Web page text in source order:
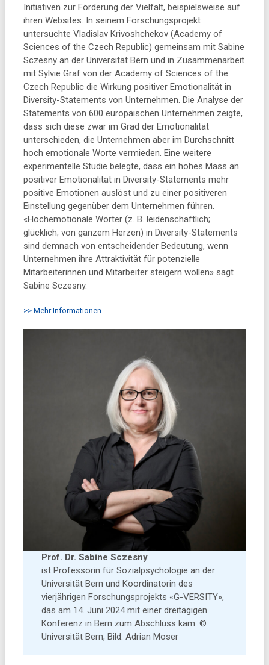
Initiativen zur Förderung der Vielfalt, beispielsweise auf
ihren Websites. In seinem Forschungsprojekt
untersuchte Vladislav Krivoshchekov (Academy of
Sciences of the Czech Republic) gemeinsam mit Sabine
Sczesny an der Universität Bern und in Zusammenarbeit
mit Sylvie Graf von der Academy of Sciences of the
Czech Republic die Wirkung positiver Emotionalität in
Diversity-Statements von Unternehmen. Die Analyse der
Statements von 600 europäischen Unternehmen zeigte,
dass sich diese zwar im Grad der Emotionalität
unterschieden, die Unternehmen aber im Durchschnitt
hoch emotionale Worte vermieden. Eine weitere
experimentelle Studie belegte, dass ein hohes Mass an
positiver Emotionalität in Diversity-Statements mehr
positive Emotionen auslöst und zu einer positiveren
Einstellung gegenüber dem Unternehmen führen.
«Hochemotionale Wörter (z. B. leidenschaftlich;
glücklich; von ganzem Herzen) in Diversity-Statements
sind demnach von entscheidender Bedeutung, wenn
Unternehmen ihre Attraktivität für potenzielle
Mitarbeiterinnen und Mitarbeiter steigern wollen» sagt
Sabine Sczesny.
>> Mehr Informationen
Prof. Dr. Sabine Sczesny
ist Professorin für Sozialpsychologie an der
Universität Bern und Koordinatorin des
vierjährigen Forschungsprojekts «G-VERSITY»,
das am 14. Juni 2024 mit einer dreitägigen
Konferenz in Bern zum Abschluss kam. ©
Universität Bern, Bild: Adrian Moser